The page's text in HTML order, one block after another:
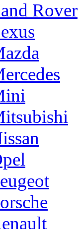
Rover